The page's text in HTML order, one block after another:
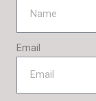
Email